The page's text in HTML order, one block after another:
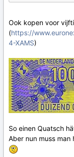
Ook kopen voor
(https://
4-XAMS)
So einen Quatsch
Aber nun muss man